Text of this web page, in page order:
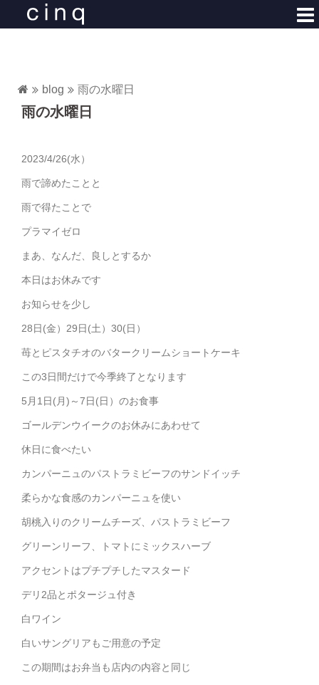
blog 雨の水曜日
雨の水曜日
2023/4/26(水）
雨で諦めたことと
雨で得たことで
プラマイゼロ
まあ、なんだ、良しとするか
本日はお休みです
お知らせを少し
28日(金）29日(土）30(日）
苺とピスタチオのバタークリームショートケーキ
この3日間だけで今季終了となります
5月1日(月)～7日(日）のお食事
ゴールデンウイークのお休みにあわせて
休日に食べたい
カンパーニュのパストラミビーフのサンドイッチ
柔らかな食感のカンパーニュを使い
胡桃入りのクリームチーズ、パストラミビーフ
グリーンリーフ、トマトにミックスハーブ
アクセントはプチプチしたマスタード
デリ2品とポタージュ付き
白ワイン
白いサングリアもご用意の予定
この期間はお弁当も店内の内容と同じ